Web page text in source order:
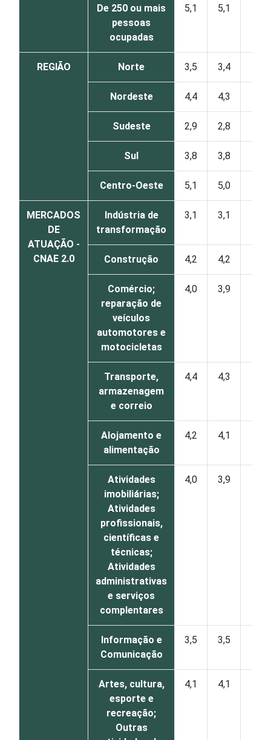
De 250 ou mais
pessoas
ocupadas
5,1 5,1
REGIÃO Norte 3,5 3,4
Nordeste 4,4 4,3
Sudeste 2,9 2,8
Sul 3,8 3,8
Centro-Oeste 5,1 5,0
MERCADOS
DE
ATUAÇÃO -
CNAE 2.0
Indústria de
transformação
3,1 3,1
Construção 4,2 4,2
Comércio;
reparação de
veículos
automotores e
motocicletas
4,0 3,9
Transporte,
armazenagem
e correio
4,4 4,3
Alojamento e
alimentação
4,2 4,1
Atividades
imobiliárias;
Atividades
profissionais,
científicas e
técnicas;
Atividades
administrativas
e serviços
complentares
4,0 3,9
Informação e
Comunicação
3,5 3,5
Artes, cultura,
esporte e
recreação;
Outras
4,1 4,1